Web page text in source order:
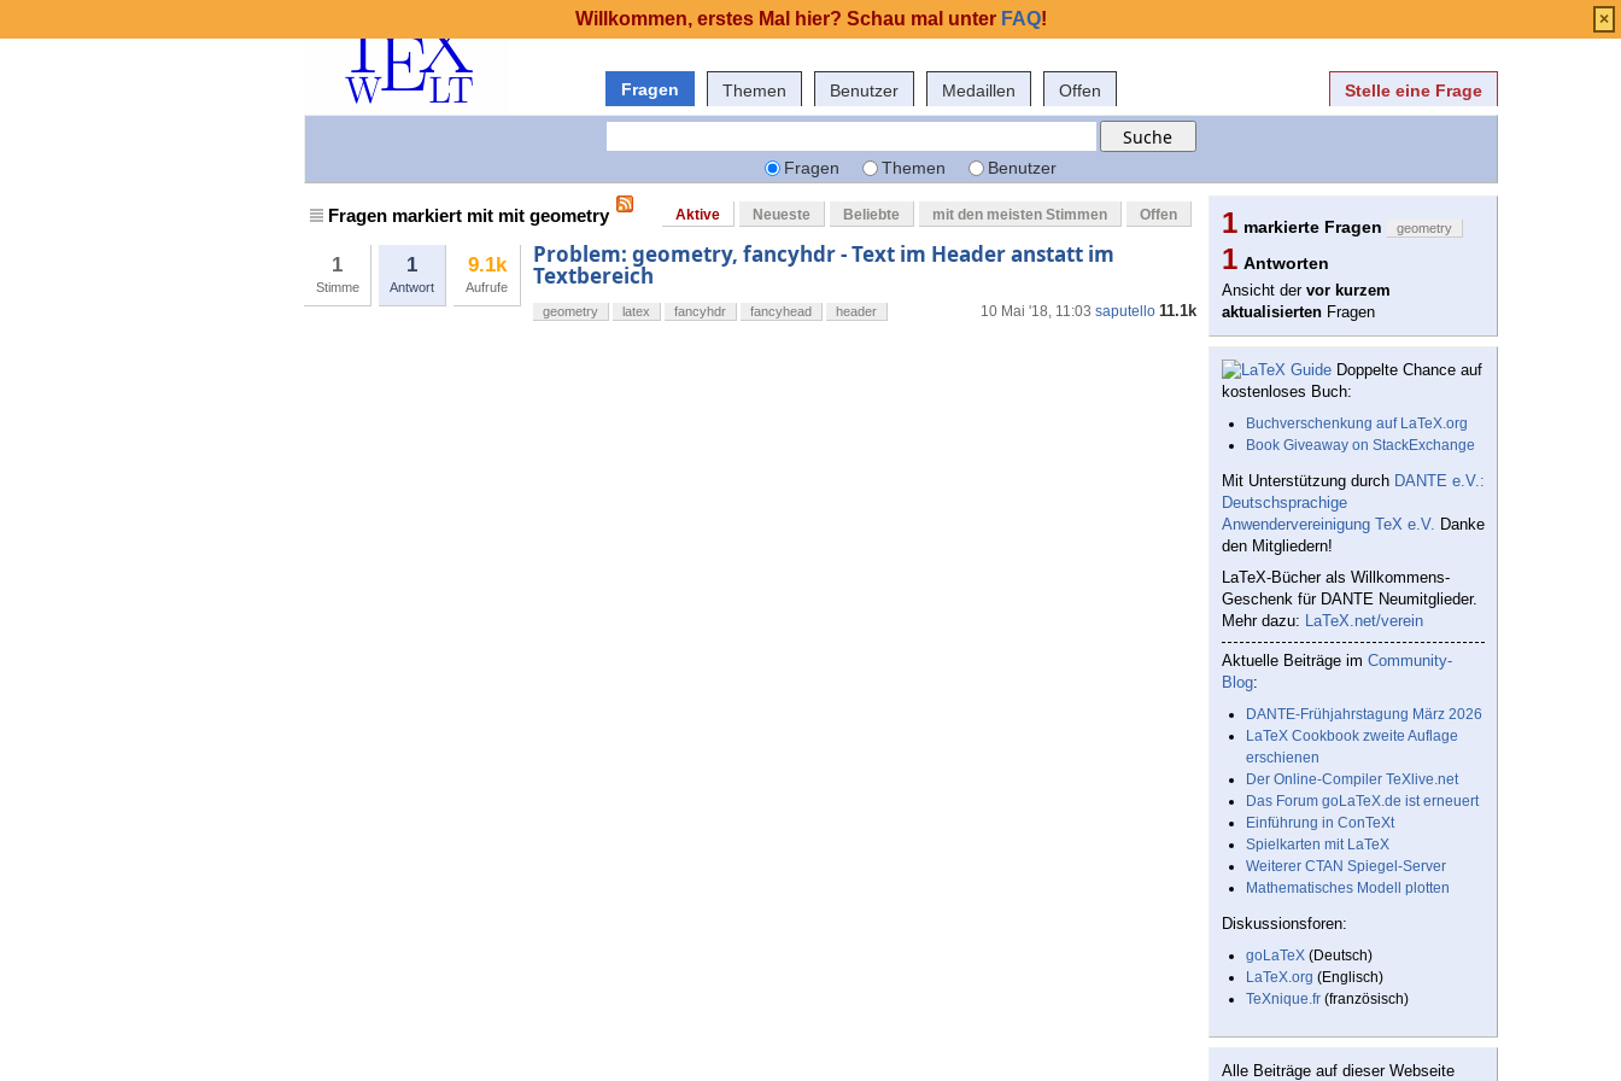
Fragen Themen Benutzer Medaillen Offen Stelle eine Frage
Fragen Themen Benutzer
Fragen markiert mit mit geometry Aktive Neueste Beliebte mit den meisten Stimmen Offen
1
Stimme
1
Antwort
9.1k
Aufrufe
Problem: geometry, fancyhdr - Text im Header anstatt im
Textbereich
10 Mai '18, 11:03 saputello 11.1k
geometry latex fancyhdr fancyhead header
1 markierte Fragen geometry
1 Antworten
Ansicht der vor kurzem
aktualisierten Fragen
Doppelte Chance auf
kostenloses Buch:
Buchverschenkung auf LaTeX.org
Book Giveaway on StackExchange
Mit Unterstützung durch DANTE e.V.:
Deutschsprachige
Anwendervereinigung TeX e.V. Danke
den Mitgliedern!
LaTeX-Bücher als Willkommens-
Geschenk für DANTE Neumitglieder.
Mehr dazu: LaTeX.net/verein
Aktuelle Beiträge im Community-
Blog:
DANTE-Frühjahrstagung März 2026
LaTeX Cookbook zweite Auflage
erschienen
Der Online-Compiler TeXlive.net
Das Forum goLaTeX.de ist erneuert
Einführung in ConTeXt
Spielkarten mit LaTeX
Weiterer CTAN Spiegel-Server
Mathematisches Modell plotten
Diskussionsforen:
goLaTeX (Deutsch)
LaTeX.org (Englisch)
TeXnique.fr (französisch)
Alle Beiträge auf dieser Webseite
Willkommen, erstes Mal hier? Schau mal unter FAQ! ×